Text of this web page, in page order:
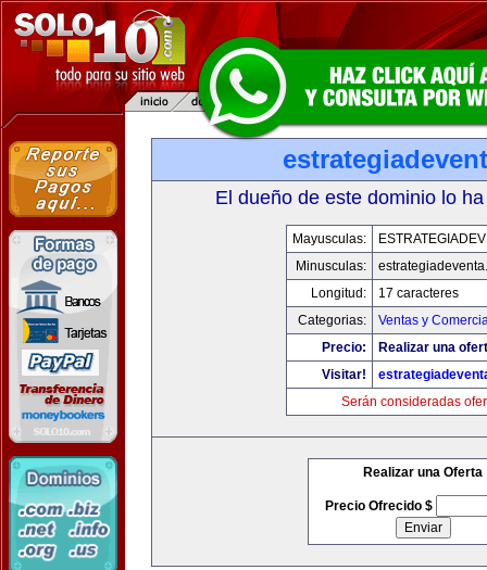
El dueño de este dominio lo
Mayusculas:
Minusculas:
Longitud:
17 caracteres
Categorias:
Ventas y
Precio:
Realizar una
Visitar!
Serán consideradas
Realizar una Oferta
Precio Ofrecido $